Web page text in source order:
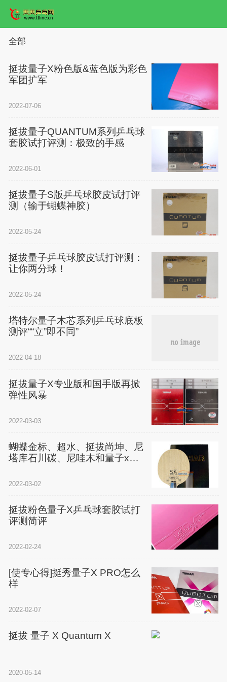
全部
挺拔量子X粉色版&蓝色版为彩色
军团扩军
2022-07-06
挺拔量子QUANTUM系列乒乓球
套胶试打评测：极致的手感
2022-06-01
挺拔量子S版乒乓球胶皮试打评
测（输于蝴蝶神胶）
2022-05-24
挺拔量子乒乓球胶皮试打评测：
让你两分球！
2022-05-24
塔特尔量子木芯系列乒乓球底板
测评““立”即不同”
2022-04-18
挺拔量子X专业版和国手版再掀
弹性风暴
2022-03-03
蝴蝶金标、超水、挺拔尚坤、尼
塔库石川碳、尼哇木和量子x试
2022-03-02
挺拔粉色量子X乒乓球套胶试打
评测简评
2022-02-24
[使专心得]挺秀量子X PRO怎么
样
2022-02-07
挺拔 量子 X Quantum X
2020-05-14